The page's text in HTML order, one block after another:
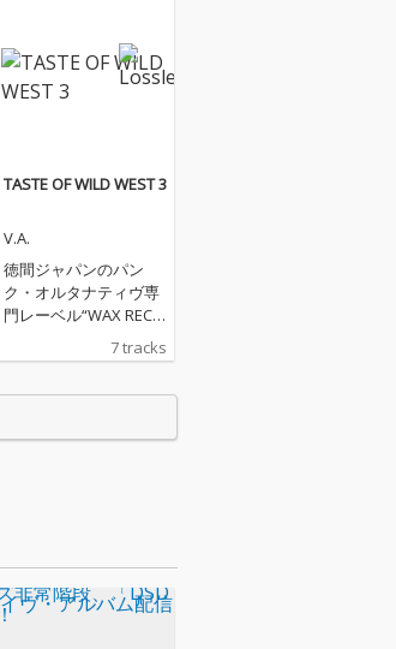
TASTE OF WILD WEST 3
V.A.
徳間ジャパンのパン
ク・オルタナティヴ専
門レーベル“WAX RECO
RDS”再発第3弾。本作
は、関西のオルタナテ
7 tracks